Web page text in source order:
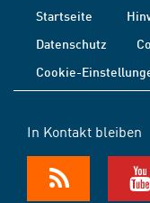
Startseite
Datenschutz
Cookie-
In Kontakt bleiben